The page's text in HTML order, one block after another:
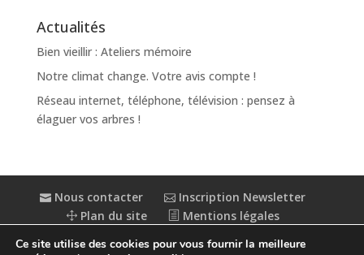
Actualités
Bien vieillir : Ateliers mémoire
Notre climat change. Votre avis compte !
Réseau internet, téléphone, télévision : pensez à
élaguer vos arbres !
Nous contacter
Inscription Newsletter
Plan du site
Mentions légales
Ce site utilise des cookies pour vous fournir la meilleure